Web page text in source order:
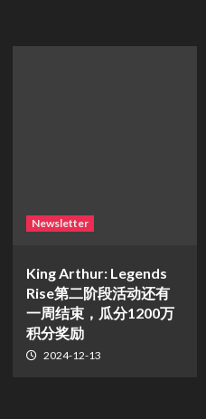
Newsletter
King Arthur: Legends
Rise第二阶段活动还有
一周结束，瓜分1200万
积分奖励
2024-12-13